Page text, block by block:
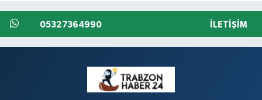
05327364990 İLETIŞIM